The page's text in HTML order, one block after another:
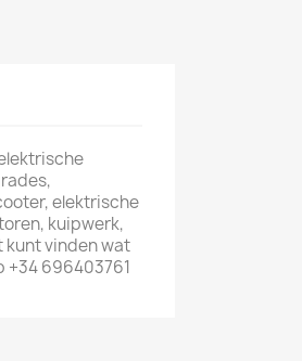
elektrische
kuipwerk,
kunt vinden wat
+34 696403761